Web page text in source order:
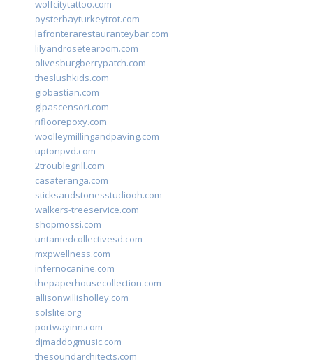
wolfcitytattoo.com
oysterbayturkeytrot.com
lafronterarestauranteybar.com
lilyandrosetearoom.com
olivesburgberrypatch.com
theslushkids.com
giobastian.com
glpascensori.com
rifloorepoxy.com
woolleymillingandpaving.com
uptonpvd.com
2troublegrill.com
casateranga.com
sticksandstonesstudiooh.com
walkers-treeservice.com
shopmossi.com
untamedcollectivesd.com
mxpwellness.com
infernocanine.com
thepaperhousecollection.com
allisonwillisholley.com
solslite.org
portwayinn.com
djmaddogmusic.com
thesoundarchitects.com